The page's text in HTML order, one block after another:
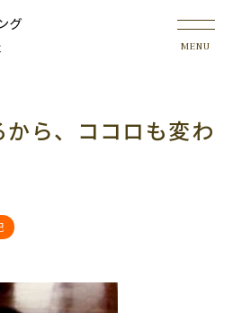
から、ココロも変わ